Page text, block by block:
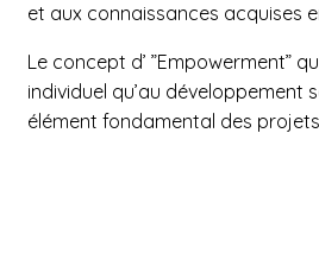
et aux connaissances acquises
Le concept d’ ”Empowerment”
individuel qu’au
élément fondamental des